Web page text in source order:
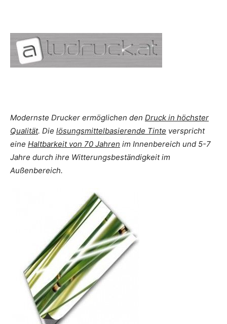
Modernste Drucker ermöglichen den Druck in höchster
Qualität. Die lösungsmittelbasierende Tinte verspricht
eine Haltbarkeit von 70 Jahren im Innenbereich und 5-7
Jahre durch ihre Witterungsbeständigkeit im
Außenbereich.